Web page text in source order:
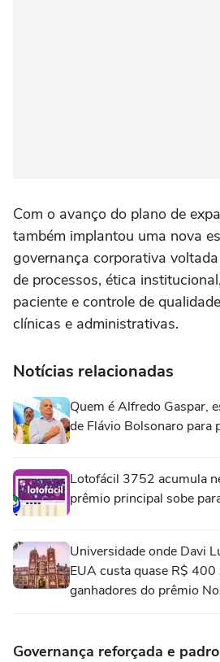
Com o avanço do plano de
também implantou uma nova
governança corporativa
de processos, ética
paciente e controle de
clínicas e administrativas.
Notícias relacionadas
Quem é Alfredo Gaspar,
de Flávio Bolsonaro para
Lotofácil 3752 acumula
prêmio principal sobe
Universidade onde Davi
EUA custa quase R$
ganhadores do prêmio
Governança reforçada e